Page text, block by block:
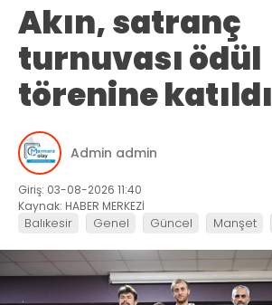
Akın, satranç
turnuvası ödül
törenine katıldı
Admin admin
Giriş: 03-08-2026 11:40
Kaynak: HABER MERKEZİ
Balıkesir Genel Güncel Manşet